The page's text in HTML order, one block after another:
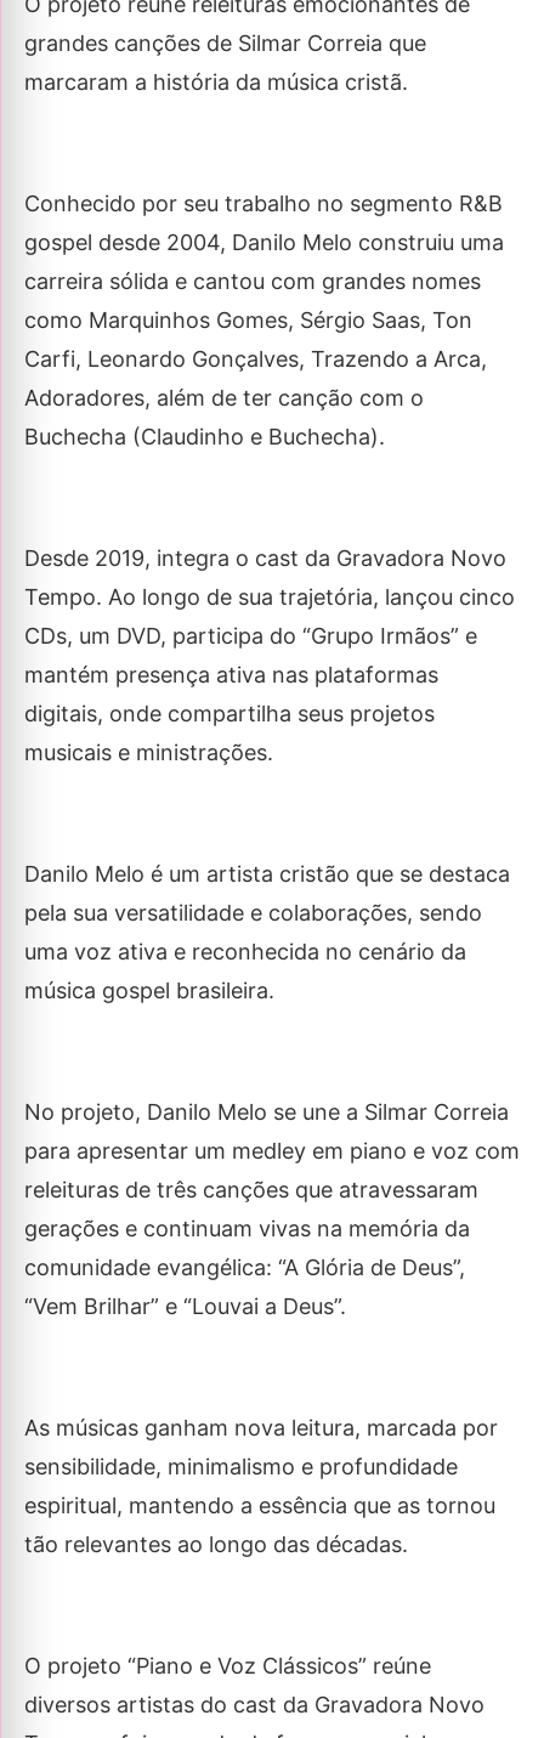
grandes canções de Silmar Correia que
marcaram a história da música cristã.
Conhecido por seu trabalho no segmento R&B
gospel desde 2004, Danilo Melo construiu uma
carreira sólida e cantou com grandes nomes
como Marquinhos Gomes, Sérgio Saas, Ton
Carfi, Leonardo Gonçalves, Trazendo a Arca,
Adoradores, além de ter canção com o
Buchecha (Claudinho e Buchecha).
Desde 2019, integra o cast da Gravadora Novo
Tempo. Ao longo de sua trajetória, lançou cinco
CDs, um DVD, participa do “Grupo Irmãos” e
mantém presença ativa nas plataformas
digitais, onde compartilha seus projetos
musicais e ministrações.
Danilo Melo é um artista cristão que se destaca
pela sua versatilidade e colaborações, sendo
uma voz ativa e reconhecida no cenário da
música gospel brasileira.
No projeto, Danilo Melo se une a Silmar Correia
para apresentar um medley em piano e voz com
releituras de três canções que atravessaram
gerações e continuam vivas na memória da
comunidade evangélica: “A Glória de Deus”,
“Vem Brilhar” e “Louvai a Deus”.
As músicas ganham nova leitura, marcada por
sensibilidade, minimalismo e profundidade
espiritual, mantendo a essência que as tornou
tão relevantes ao longo das décadas.
O projeto “Piano e Voz Clássicos” reúne
diversos artistas do cast da Gravadora Novo